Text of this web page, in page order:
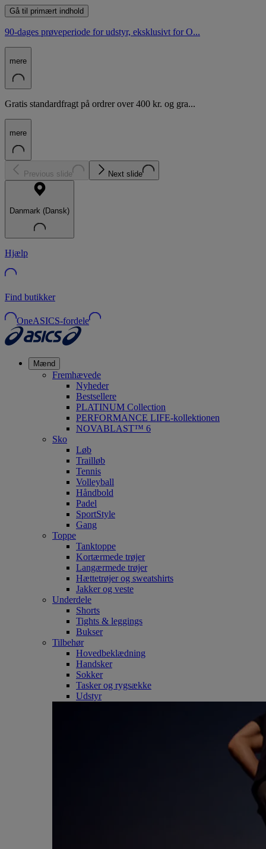
Gå til primært indhold
90-dages prøveperiode for udstyr, eksklusivt for O...
mere
Gratis standardfragt på ordrer over 400 kr. og gra...
mere
Previous slide Next slide
Danmark (Dansk)
Hjælp
Find butikker
OneASICS-fordele
Mænd
Fremhævede
Nyheder
Bestsellere
PLATINUM Collection
PERFORMANCE LIFE-kollektionen
NOVABLAST™ 6
Sko
Løb
Trailløb
Tennis
Volleyball
Håndbold
Padel
SportStyle
Gang
Toppe
Tanktoppe
Kortærmede trøjer
Langærmede trøjer
Hættetrøjer og sweatshirts
Jakker og veste
Underdele
Shorts
Tights & leggings
Bukser
Tilbehør
Hovedbeklædning
Handsker
Sokker
Tasker og rygsække
Udstyr